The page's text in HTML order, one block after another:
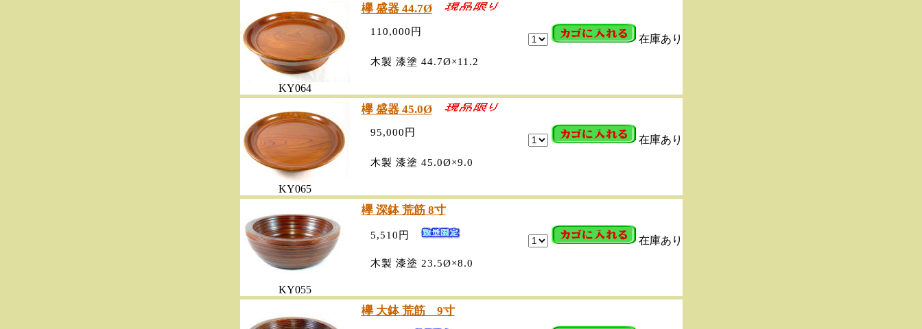
欅 盛器 44.7Ø
在庫あり
110,000円
木製 漆塗 44.7Ø×11.2
KY064
欅 盛器 45.0Ø
在庫あり
95,000円
木製 漆塗 45.0Ø×9.0
KY065
欅 深鉢 荒筋 8寸
在庫あり
5,510円
木製 漆塗 23.5Ø×8.0
KY055
欅 大鉢 荒筋 9寸